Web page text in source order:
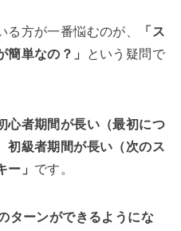
方が一番悩むのが、
「ス
単なの？」
という疑問で
心者期間が長い（最初につ
初級者期間が長い（次のス
」 です。
ターンができるようにな